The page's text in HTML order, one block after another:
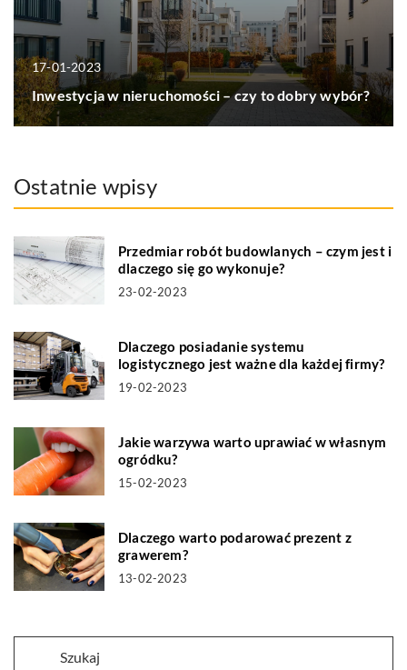
17-01-2023
Inwestycja w nieruchomości – czy to dobry wybór?
Ostatnie wpisy
Przedmiar robót budowlanych – czym jest i
dlaczego się go wykonuje?
23-02-2023
Dlaczego posiadanie systemu
logistycznego jest ważne dla każdej firmy?
19-02-2023
Jakie warzywa warto uprawiać w własnym
ogródku?
15-02-2023
Dlaczego warto podarować prezent z
grawerem?
13-02-2023